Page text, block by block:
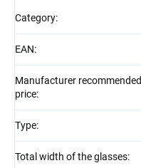
Category:
EAN:
Manufacturer recommended
price:
Type:
Total width of the glasses: